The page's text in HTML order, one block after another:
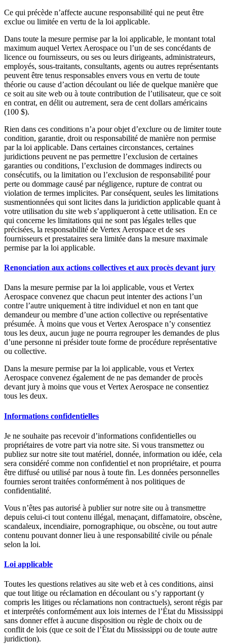
Ce qui précède n’affecte aucune responsabilité qui ne peut être
exclue ou limitée en vertu de la loi applicable.
Dans toute la mesure permise par la loi applicable, le montant total
maximum auquel Vertex Aerospace ou l’un de ses concédants de
licence ou fournisseurs, ou ses ou leurs dirigeants, administrateurs,
employés, sous-traitants, consultants, agents ou autres représentants
peuvent être tenus responsables envers vous en vertu de toute
théorie ou cause d’action découlant ou liée de quelque manière que
ce soit au site web ou à toute contribution de l’utilisateur, que ce soit
en contrat, en délit ou autrement, sera de cent dollars américains
(100 $).
Rien dans ces conditions n’a pour objet d’exclure ou de limiter toute
condition, garantie, droit ou responsabilité de manière non permise
par la loi applicable. Dans certaines circonstances, certaines
juridictions peuvent ne pas permettre l’exclusion de certaines
garanties ou conditions, l’exclusion de dommages indirects ou
consécutifs, ou la limitation ou l’exclusion de responsabilité pour
perte ou dommage causé par négligence, rupture de contrat ou
violation de termes implicites. Par conséquent, seules les limitations
susmentionnées qui sont licites dans la juridiction applicable quant à
votre utilisation du site web s’appliqueront à cette utilisation. En ce
qui concerne les limitations qui ne sont pas légales telles que
précisées, la responsabilité de Vertex Aerospace et de ses
fournisseurs et prestataires sera limitée dans la mesure maximale
permise par la loi applicable.
Renonciation aux actions collectives et aux procès devant jury
Dans la mesure permise par la loi applicable, vous et Vertex
Aerospace convenez que chacun peut intenter des actions l’un
contre l’autre uniquement à titre individuel et non en tant que
demandeur ou membre d’une action collective ou représentative
présumée. À moins que vous et Vertex Aerospace n’y consentiez
tous les deux, aucun juge ne pourra regrouper les demandes de plus
d’une personne ni présider toute forme de procédure représentative
ou collective.
Dans la mesure permise par la loi applicable, vous et Vertex
Aerospace convenez également de ne pas demander de procès
devant jury à moins que vous et Vertex Aerospace ne consentiez
tous les deux.
Informations confidentielles
Je ne souhaite pas recevoir d’informations confidentielles ou
propriétaires de votre part via notre site. Si vous transmettez ou
publiez sur notre site tout matériel, donnée, information ou idée, cela
sera considéré comme non confidentiel et non propriétaire, et pourra
être diffusé ou utilisé par nous à toute fin. Les données personnelles
fournies seront traitées conformément à nos politiques de
confidentialité.
Vous n’êtes pas autorisé à publier sur notre site ou à transmettre
depuis celui-ci tout contenu illégal, menaçant, diffamatoire, obscène,
scandaleux, incendiaire, pornographique, ou obscène, ou tout autre
contenu pouvant donner lieu à une responsabilité civile ou pénale
selon la loi.
Loi applicable
Toutes les questions relatives au site web et à ces conditions, ainsi
que tout litige ou réclamation en découlant ou s’y rapportant (y
compris les litiges ou réclamations non contractuels), seront régis par
et interprétés conformément aux lois internes de l’État du Mississippi
sans donner effet à aucune disposition ou règle de choix ou de
conflit de lois (que ce soit de l’État du Mississippi ou de toute autre
juridiction).